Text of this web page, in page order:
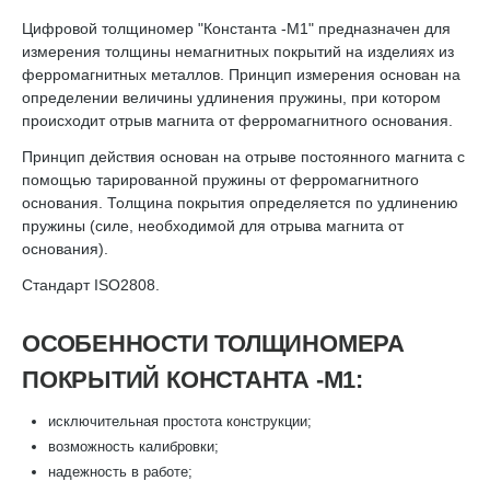
Цифровой толщиномер "Константа -М1" предназначен для
измерения толщины немагнитных покрытий на изделиях из
ферромагнитных металлов. Принцип измерения основан на
определении величины удлинения пружины, при котором
происходит отрыв магнита от ферромагнитного основания.
Принцип действия основан на отрыве постоянного магнита с
помощью тарированной пружины от ферромагнитного
основания. Толщина покрытия определяется по удлинению
пружины (силе, необходимой для отрыва магнита от
основания).
Стандарт ISO2808.
ОСОБЕННОСТИ ТОЛЩИНОМЕРА
ПОКРЫТИЙ КОНСТАНТА -М1:
исключительная простота конструкции;
возможность калибровки;
надежность в работе;